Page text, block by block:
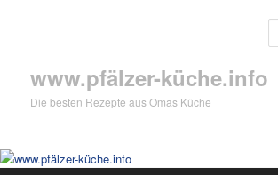
www.pfälzer-küche.info
Die besten Rezepte aus Omas Küche